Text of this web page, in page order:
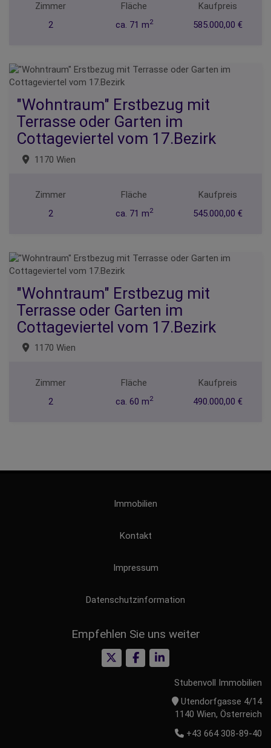
Zimmer
2
Fläche
ca. 71 m2
Kaufpreis
585.000,00 €
"Wohntraum" Erstbezug mit
Terrasse oder Garten im
Cottageviertel vom 17.Bezirk
1170 Wien
Zimmer
2
Fläche
ca. 71 m2
Kaufpreis
545.000,00 €
"Wohntraum" Erstbezug mit
Terrasse oder Garten im
Cottageviertel vom 17.Bezirk
1170 Wien
Zimmer
2
Fläche
ca. 60 m2
Kaufpreis
490.000,00 €
Immobilien
Kontakt
Impressum
Datenschutzinformation
Empfehlen Sie uns weiter
Stubenvoll Immobilien
Utendorfgasse 4/14
1140 Wien, Österreich
+43 664 308-89-40